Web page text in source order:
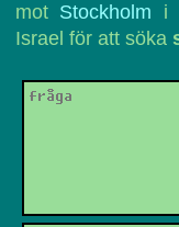
mot Stockholm i
Israel för att söka